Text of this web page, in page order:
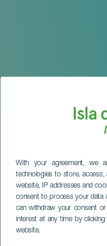
With your agreement, we
technologies to store,
website, IP addresses and
consent to process your data
can withdraw your consent
interest at any time by
website.